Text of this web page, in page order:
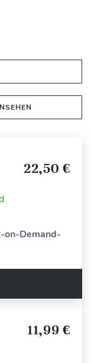
22,50 €
on-Demand-
11,99 €